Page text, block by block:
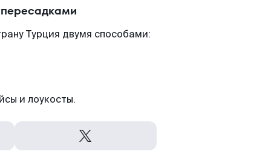
Турция двумя способами:
и лоукосты.